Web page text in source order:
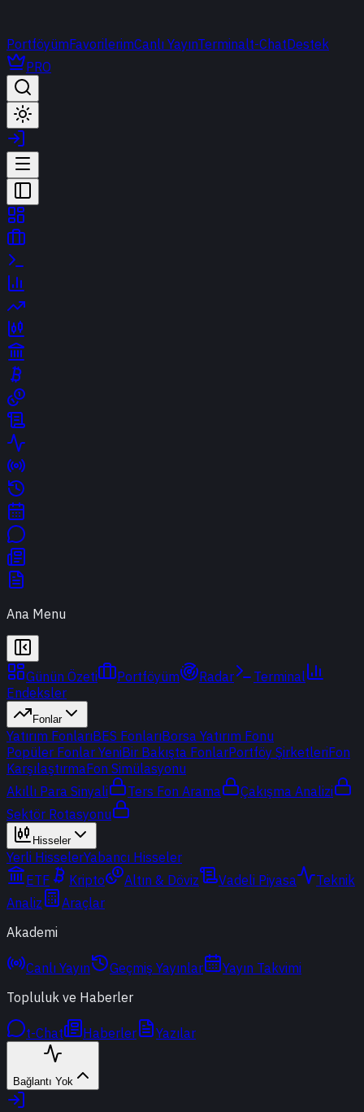
PortföyümFavorilerimCanlı YayınTerminalt-ChatDestek
PRO
Ana Menu
Günün Özeti Portföyüm Radar
Terminal
Endeksler
Fonlar
Yatırım FonlarıBES FonlarıBorsa Yatırım Fonu
Popüler Fonlar YeniBir Bakışta FonlarPortföy ŞirketleriFon
KarşılaştırmaFon Simülasyonu
Akıllı Para Sinyali
Ters Fon Arama
Çakışma Analizi
Sektör Rotasyonu
Hisseler
Yerli HisselerYabancı Hisseler
ETF
Kripto Altın & Döviz Vadeli Piyasa
Teknik
Analiz
Araçlar
Akademi
Canlı Yayın Geçmiş Yayınlar
Yayın Takvimi
Topluluk ve Haberler
t-Chat Haberler Yazılar
Bağlantı Yok